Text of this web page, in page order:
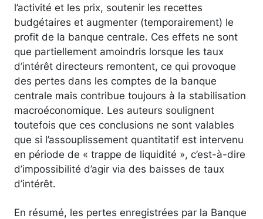
l’activité et les prix, soutenir les recettes
budgétaires et augmenter (temporairement) le
profit de la banque centrale. Ces effets ne sont
que partiellement amoindris lorsque les taux
d’intérêt directeurs remontent, ce qui provoque
des pertes dans les comptes de la banque
centrale mais contribue toujours à la stabilisation
macroéconomique. Les auteurs soulignent
toutefois que ces conclusions ne sont valables
que si l’assouplissement quantitatif est intervenu
en période de « trappe de liquidité », c’est-à-dire
d’impossibilité d’agir via des baisses de taux
d’intérêt.
En résumé, les pertes enregistrées par la Banque